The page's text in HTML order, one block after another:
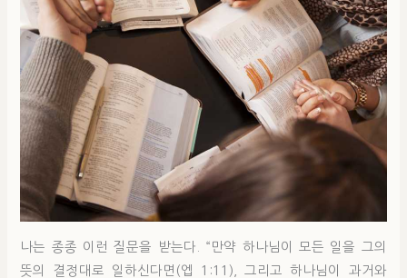
나는 종종 이런 질문을 받는다. “만약 하나님이 모든 일을 그의
뜻의 결정대로 일하신다면(엡 1:11), 그리고 하나님이 과거와